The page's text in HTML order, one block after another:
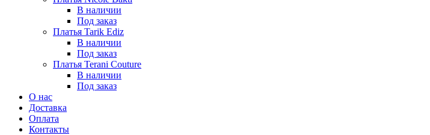
В наличии
Под заказ
Платья Tarik Ediz
В наличии
Под заказ
Платья Terani Couture
В наличии
Под заказ
О нас
Доставка
Оплата
Контакты